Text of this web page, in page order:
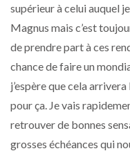
supérieur à celui auquel
Magnus mais c’est
de prendre part à ces
chance de faire un
j’espère que cela
pour ça. Je vais
retrouver de bonnes
grosses échéances qui